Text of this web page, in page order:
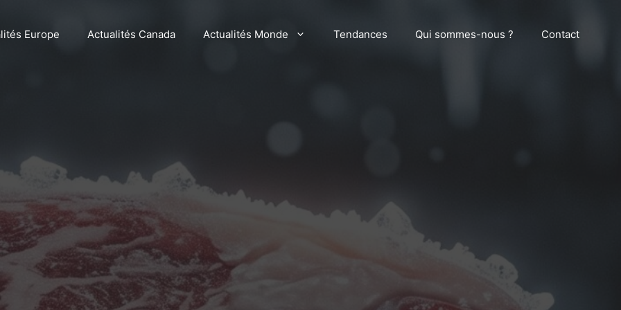
Europe Actualités Canada Actualités Monde Tendances Qui sommes-nous ? Contact